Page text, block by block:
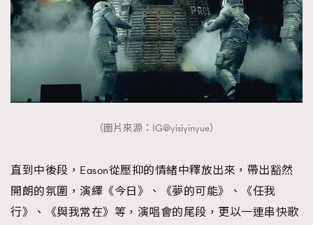
（圖片來源：IG@yisiyinyue）
直到中後段，Eason從壓抑的情緒中釋放出來，帶出豁然
開朗的氛圍，演繹《今日》、《夢的可能》、《任我
行》、《與我常在》等，演唱會的尾段，更以一連串快歌